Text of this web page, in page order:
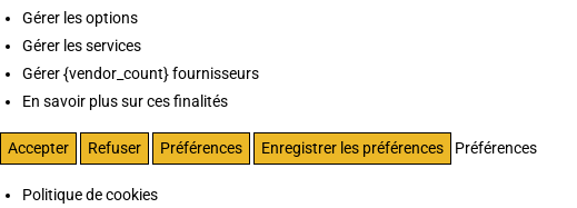
Gérer les options
Gérer les services
Gérer {vendor_count} fournisseurs
En savoir plus sur ces finalités
Accepter Refuser Préférences Enregistrer les préférences Préférences
Politique de cookies